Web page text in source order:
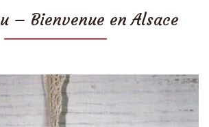
– Bienvenue en Alsace